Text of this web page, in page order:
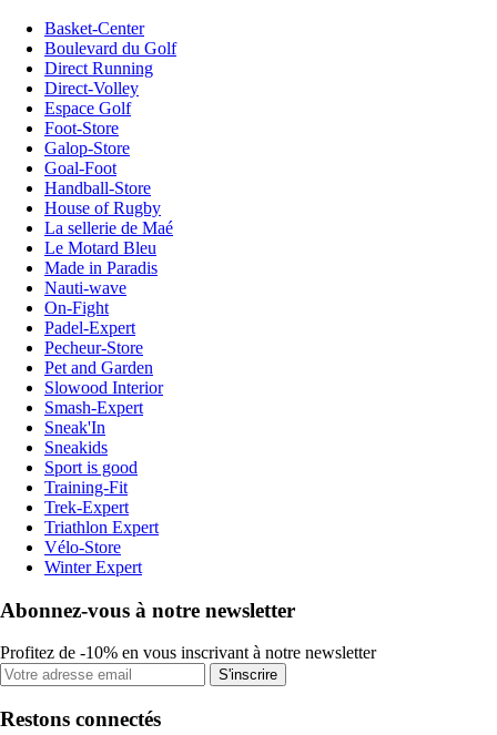
Basket-Center
Boulevard du Golf
Direct Running
Direct-Volley
Espace Golf
Foot-Store
Galop-Store
Goal-Foot
Handball-Store
House of Rugby
La sellerie de Maé
Le Motard Bleu
Made in Paradis
Nauti-wave
On-Fight
Padel-Expert
Pecheur-Store
Pet and Garden
Slowood Interior
Smash-Expert
Sneak'In
Sneakids
Sport is good
Training-Fit
Trek-Expert
Triathlon Expert
Vélo-Store
Winter Expert
Abonnez-vous à notre newsletter
Profitez de -10% en vous inscrivant à notre newsletter
S'inscrire
Restons connectés